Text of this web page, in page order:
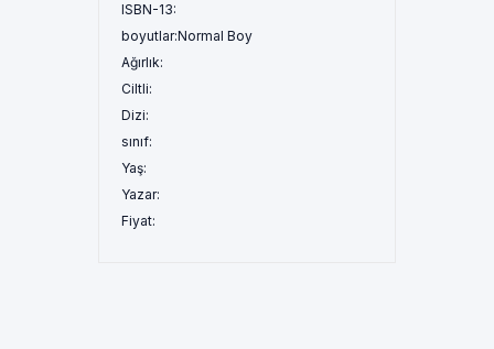
ISBN-13:
boyutlar:Normal Boy
Ağırlık:
Ciltli:
Dizi:
sınıf:
Yaş:
Yazar:
Fiyat: